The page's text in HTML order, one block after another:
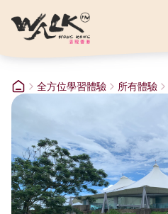
全方位學習體驗 所有體驗